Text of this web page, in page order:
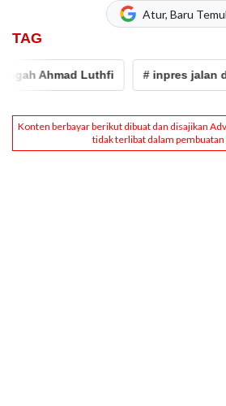
Atur, Baru
TAG
Ahmad Luthfi # inpres jalan